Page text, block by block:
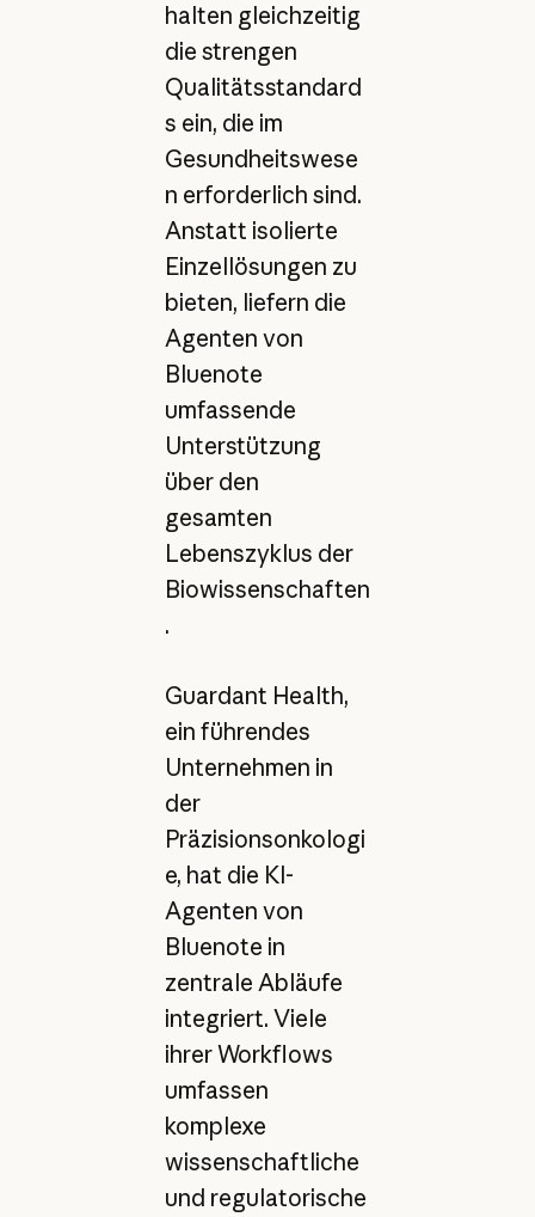
halten gleichzeitig
die strengen
Qualitätsstandard
s ein, die im
Gesundheitswese
n erforderlich sind.
Anstatt isolierte
Einzellösungen zu
bieten, liefern die
Agenten von
Bluenote
umfassende
Unterstützung
über den
gesamten
Lebenszyklus der
Biowissenschaften
.
Guardant Health,
ein führendes
Unternehmen in
der
Präzisionsonkologi
e, hat die KI-
Agenten von
Bluenote in
zentrale Abläufe
integriert. Viele
ihrer Workflows
umfassen
komplexe
wissenschaftliche
und regulatorische